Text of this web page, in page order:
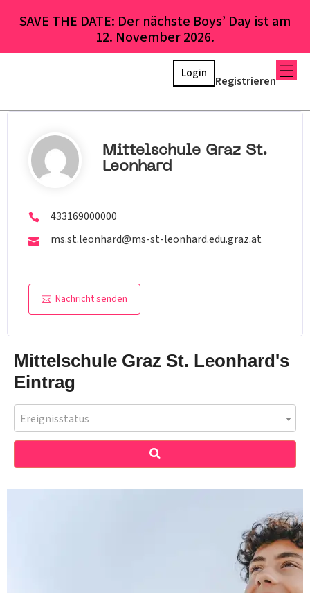
SAVE THE DATE: Der nächste Boys’ Day ist am
12. November 2026.
Registrieren
Login
Mittelschule Graz St.
Leonhard
433169000000
ms.st.leonhard@ms-st-leonhard.edu.graz.at
Nachricht senden
Mittelschule Graz St. Leonhard's
Eintrag
Ereignisstatus